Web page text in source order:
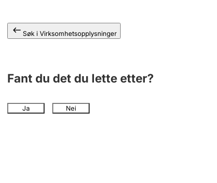
Søk i Virksomhetsopplysninger
Fant du det du lette etter?
Ja Nei